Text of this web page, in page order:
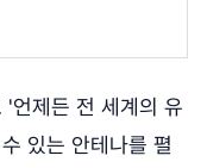
'언제든 전 세계의 유
있는 안테나를 펼